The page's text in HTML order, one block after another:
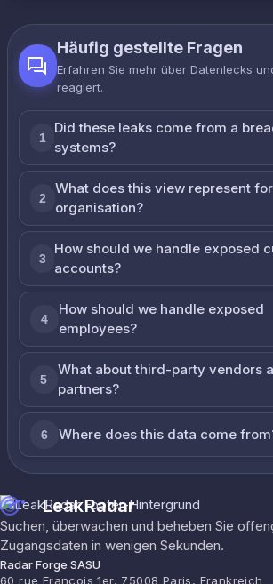
Häufig gestellte Fragen
Erfahren Sie mehr über Datenlecks
reagiert.
1
Did these leaks come from a
systems?
2
What does this view represent
organisation?
3
How should we handle exposed
accounts?
4
How should we handle exposed
employees?
5
What about third-party vendors
partners?
6 Where does this data come
LeakRadar
Suchen, überwachen und beheben Sie
Zugangsdaten in wenigen Sekunden.
Radar Forge SASU
60 rue François 1er, 75008 Paris, Frankreich